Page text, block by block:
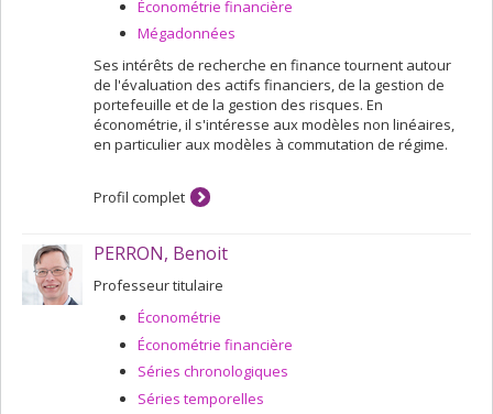
Économétrie financière
Mégadonnées
Ses intérêts de recherche en finance tournent autour
de l'évaluation des actifs financiers, de la gestion de
portefeuille et de la gestion des risques. En
économétrie, il s'intéresse aux modèles non linéaires,
en particulier aux modèles à commutation de régime.
Profil complet
PERRON, Benoit
Professeur titulaire
Économétrie
Économétrie financière
Séries chronologiques
Séries temporelles